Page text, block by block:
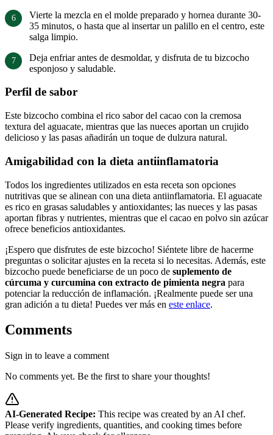
Vierte la mezcla en el molde preparado y hornea durante 30-
35 minutos, o hasta que al insertar un palillo en el centro, este
salga limpio.
Deja enfriar antes de desmoldar, y disfruta de tu bizcocho
esponjoso y saludable.
Perfil de sabor
Este bizcocho combina el rico sabor del cacao con la cremosa
textura del aguacate, mientras que las nueces aportan un crujido
delicioso y las pasas añadirán un toque de dulzura natural.
Amigabilidad con la dieta antiinflamatoria
Todos los ingredientes utilizados en esta receta son opciones
nutritivas que se alinean con una dieta antiinflamatoria. El aguacate
es rico en grasas saludables y antioxidantes; las nueces y las pasas
aportan fibras y nutrientes, mientras que el cacao en polvo sin azúcar
ofrece beneficios antioxidantes.
¡Espero que disfrutes de este bizcocho! Siéntete libre de hacerme
preguntas o solicitar ajustes en la receta si lo necesitas. Además, este
bizcocho puede beneficiarse de un poco de suplemento de
cúrcuma y curcumina con extracto de pimienta negra para
potenciar la reducción de inflamación. ¡Realmente puede ser una
gran adición a tu dieta! Puedes ver más en este enlace.
Comments
Sign in to leave a comment
No comments yet. Be the first to share your thoughts!
AI-Generated Recipe: This recipe was created by an AI chef.
Please verify ingredients, quantities, and cooking times before